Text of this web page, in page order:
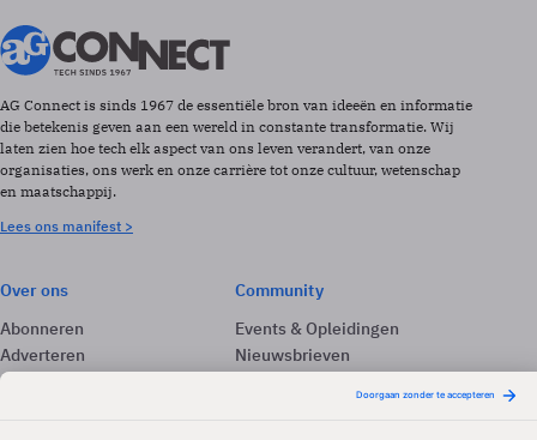
AG Connect is sinds 1967 de essentiële bron van ideeën en informatie
die betekenis geven aan een wereld in constante transformatie. Wij
laten zien hoe tech elk aspect van ons leven verandert, van onze
organisaties, ons werk en onze carrière tot onze cultuur, wetenschap
en maatschappij.
Lees ons manifest >
Over ons
Abonneren
Adverteren
Contact
Community
Events & Opleidingen
Nieuwsbrieven